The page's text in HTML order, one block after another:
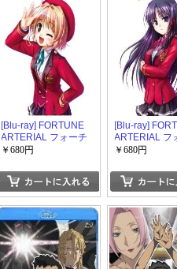
[Blu-ray] FORTUNE
ARTERIAL フォーチ
ュンアテリアル 赤い
アニメ」
￥680円
[Blu-ray]
ARTERIAL フ
ュンアテリア
アニメ」
￥680円